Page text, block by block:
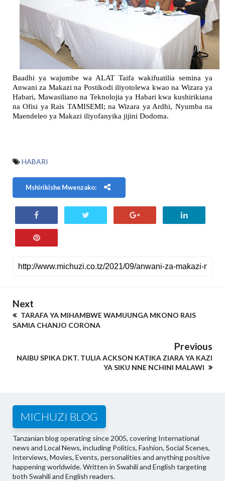
Baadhi ya wajumbe wa ALAT Taifa wakifuatilia semina ya
Anwani za Makazi na Postikodi iliyotolewa kwao na Wizara ya
Habari, Mawasiliano na Teknolojia ya Habari kwa kushirikiana
na Ofisi ya Rais TAMISEMI; na Wizara ya Ardhi, Nyumba na
Maendeleo ya Makazi iliyofanyika jijini Dodoma.
HABARI
Mshirikishe Mwenzako:
Next
TARAFA YA MIHAMBWE WAMUUNGA MKONO RAIS
SAMIA CHANJO CORONA
Previous
NAIBU SPIKA DKT. TULIA ACKSON KATIKA ZIARA YA KAZI
YA SIKU NNE NCHINI MALAWI
MICHUZI BLOG
Tanzanian blog operating since 2005, covering International
news and Local News, including Politics, Fashion, Social Scenes,
Interviews, Movies, Events, personalities and anything positive
happening worldwide. Written in Swahili and English targeting
both Swahili and English readers.